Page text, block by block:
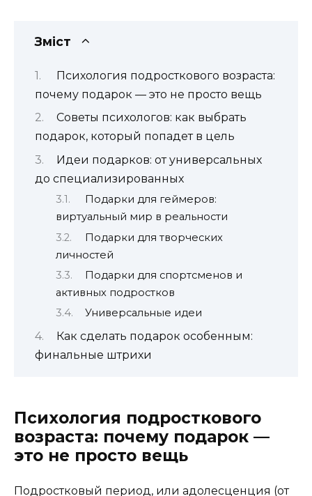
Зміст
Психология подросткового возраста:
почему подарок — это не просто вещь
Советы психологов: как выбрать
подарок, который попадет в цель
Идеи подарков: от универсальных
до специализированных
Подарки для геймеров:
виртуальный мир в реальности
Подарки для творческих
личностей
Подарки для спортсменов и
активных подростков
Универсальные идеи
Как сделать подарок особенным:
финальные штрихи
Психология подросткового
возраста: почему подарок —
это не просто вещь
Подростковый период, или адолесценция (от